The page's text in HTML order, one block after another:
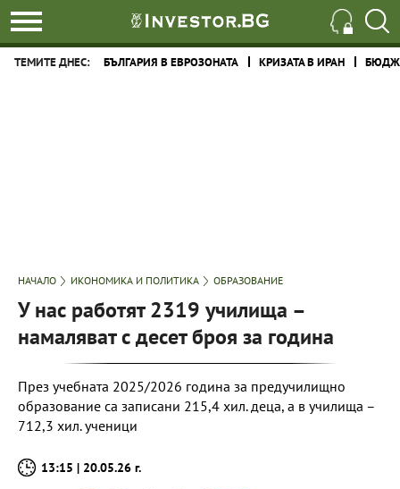
ТЕМИТЕ ДНЕС: БЪЛГАРИЯ В ЕВРОЗОНАТА КРИЗАТА В ИРАН
НАЧАЛО ИКОНОМИКА И ПОЛИТИКА ОБРАЗОВАНИЕ
У нас работят 2319 училища –
намаляват с десет броя за година
През учебната 2025/2026 година за предучилищно
образование са записани 215,4 хил. деца, а в училища –
712,3 хил. ученици
13:15 | 20.05.26 г.